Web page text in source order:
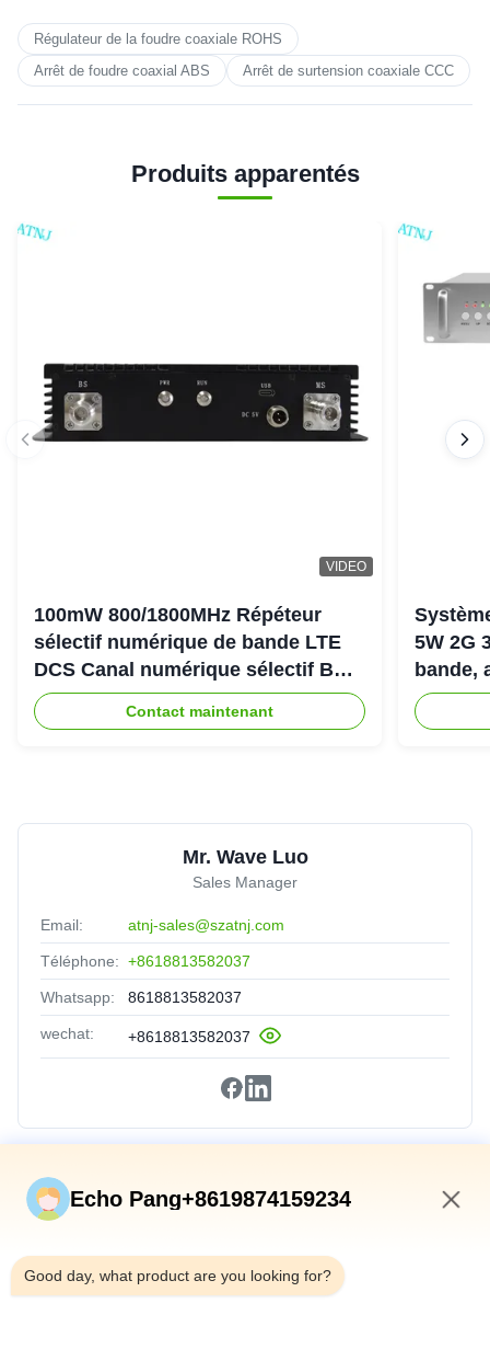
Régulateur de la foudre coaxiale ROHS
Arrêt de foudre coaxial ABS
Arrêt de surtension coaxiale CCC
Produits apparentés
VIDEO
100mW 800/1800MHz Répéteur
sélectif numérique de bande LTE
DCS Canal numérique sélectif Bda
Pico Répéteur
Contact maintenant
5W 2G
bande,
Mr. Wave Luo
Sales Manager
Email: atnj-sales@szatnj.com
Téléphone: +8618813582037
Whatsapp: 8618813582037
wechat: +8618813582037
Liens Rapides
Produits
À Propos De Nous
Echo Pang+8619874159234
Good day, what product are you looking for?